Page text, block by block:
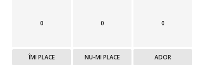
0
ÎMI PLACE
0
NU-MI PLACE
0
ADOR